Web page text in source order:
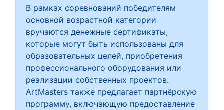
В рамках соревнований победителям
основной возрастной категории
вручаются денежные сертификаты,
которые могут быть использованы для
образовательных целей, приобретения
профессионального оборудования или
реализации собственных проектов.
ArtMasters также предлагает партнёрскую
программу, включающую предоставление